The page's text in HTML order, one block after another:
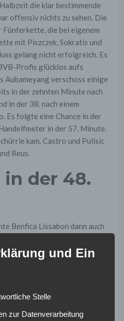
die klar bestimmende
offensiv nichts zu sehen. Die
die bei eigenem
mit Piszczek, Sokratis und
gelang nicht erfolgreich. Es
Profis glücklos aufs
Aubameyang verschoss einige
in der zehnten Minute nach
in der 38. nach einem
Es folgte eine Chance in der
in der 57. Minute.
kam. Castro und Pulisic
Reus.
in der 48.
Benfica Lissabon dann auch
kurzer Distanz. Die Rache für
der Borussia.
BVB
und Ein
Stelle
zur Datenverarbeitung